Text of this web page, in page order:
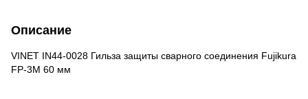
Описание
VINET IN44-0028 Гильза защиты сварного соединения Fujikura
FP-3M 60 мм